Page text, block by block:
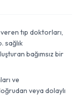
tıp doktorları,
sağlık
bağımsız bir
ve
veya dolaylı